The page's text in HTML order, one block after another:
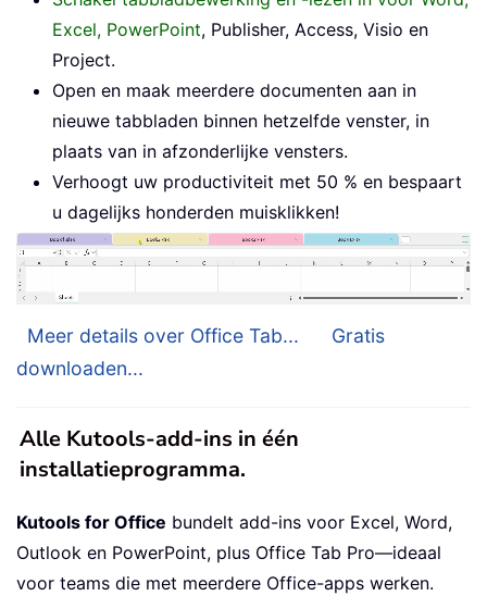
Excel, PowerPoint, Publisher, Access, Visio en
Project.
Open en maak meerdere documenten aan in
nieuwe tabbladen binnen hetzelfde venster, in
plaats van in afzonderlijke vensters.
Verhoogt uw productiviteit met 50 % en bespaart
u dagelijks honderden muisklikken!
Meer details over Office Tab...
Gratis
downloaden...
Alle Kutools-add-ins in één
installatieprogramma.
Kutools for Office bundelt add-ins voor Excel, Word,
Outlook en PowerPoint, plus Office Tab Pro—ideaal
voor teams die met meerdere Office-apps werken.